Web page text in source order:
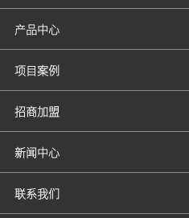
产品中心
项目案例
招商加盟
新闻中心
联系我们